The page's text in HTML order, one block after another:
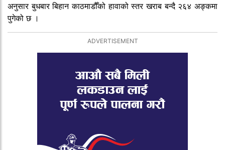
अनुसार बुधबार बिहान काठमाडौँको हावाको स्तर खराब बन्दै २६४ अङ्कमा
पुगेको छ ।